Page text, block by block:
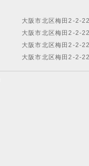
大阪市北区梅田2-2-
大阪市北区梅田2-2-
大阪市北区梅田2-2-
大阪市北区梅田2-2-